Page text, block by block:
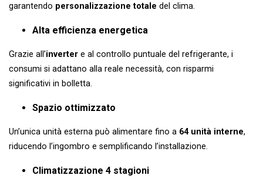
garantendo personalizzazione totale del clima.
Alta efficienza energetica
Grazie all’inverter e al controllo puntuale del refrigerante, i
consumi si adattano alla reale necessità, con risparmi
significativi in bolletta.
Spazio ottimizzato
Un’unica unità esterna può alimentare fino a 64 unità interne,
riducendo l’ingombro e semplificando l’installazione.
Climatizzazione 4 stagioni